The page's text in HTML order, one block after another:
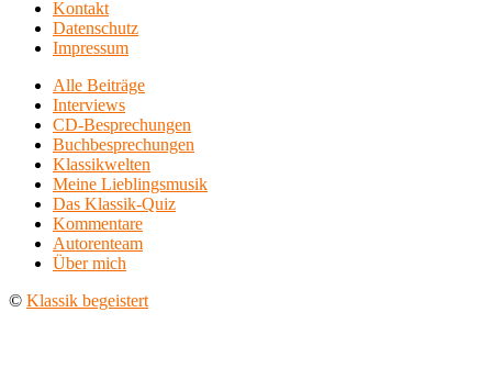
Kontakt
Datenschutz
Impressum
Alle Beiträge
Interviews
CD-Besprechungen
Buchbesprechungen
Klassikwelten
Meine Lieblingsmusik
Das Klassik-Quiz
Kommentare
Autorenteam
Über mich
© Klassik begeistert